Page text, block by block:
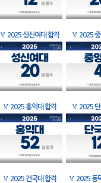
🏅 2025 성신여대 합격 🏅 2025
🏅 2025 홍익대 합격 🏅 2025
🏅 2025 건국대 합격 🏅 2025 동